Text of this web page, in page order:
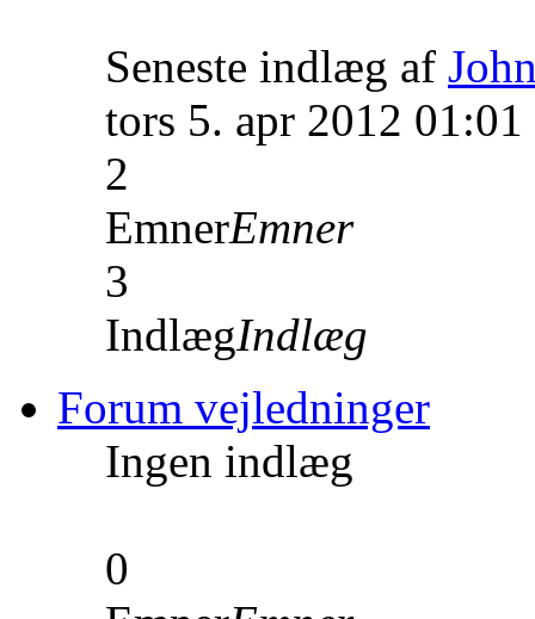
Seneste indlæg af
tors 5. apr 2012 01:01
2
EmnerEmner
3
IndlægIndlæg
Forum vejledninger
Ingen indlæg
0